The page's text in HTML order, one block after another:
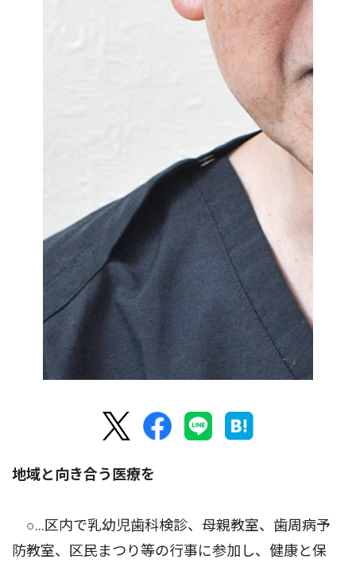
地域と向き合う医療を
○…区内で乳幼児歯科検診、母親教室、歯周病予
防教室、区民まつり等の行事に参加し、健康と保